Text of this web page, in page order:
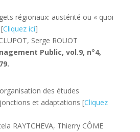
régionaux: austérité ou « quoi
Cliquez ici]
Serge ROUOT
Public, vol.9, n°4,
des études
et adaptations [Cliquez
RAYTCHEVA, Thierry CÔME